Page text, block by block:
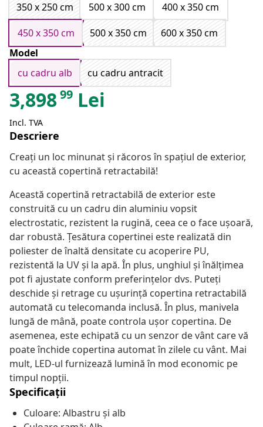
350 x 250 cm
500 x 300 cm
400 x 350 cm
450 x 350 cm
500 x 350 cm
600 x 350 cm
Model
cu cadru alb
cu cadru antracit
3,89899 Lei
Incl. TVA
Descriere
Creați un loc minunat și răcoros în spațiul de exterior,
cu această copertină retractabilă!
Această copertină retractabilă de exterior este
construită cu un cadru din aluminiu vopsit
electrostatic, rezistent la rugină, ceea ce o face ușoară,
dar robustă. Țesătura copertinei este realizată din
poliester de înaltă densitate cu acoperire PU,
rezistentă la UV și la apă. În plus, unghiul și înălțimea
pot fi ajustate conform preferințelor dvs. Puteți
deschide și retrage cu ușurință copertina retractabilă
automată cu telecomanda inclusă. În plus, manivela
lungă de mână, poate controla ușor copertina. De
asemenea, este echipată cu un senzor de vânt care vă
poate închide copertina automat în zilele cu vânt. Mai
mult, LED-ul furnizează lumină în mod economic pe
timpul nopții.
Specificații
Culoare: Albastru și alb